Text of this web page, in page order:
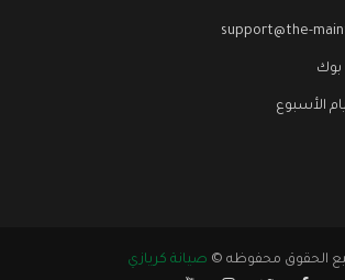
support@the-
الأسبوع
الحقوق محفوظه © صيانة كريازي